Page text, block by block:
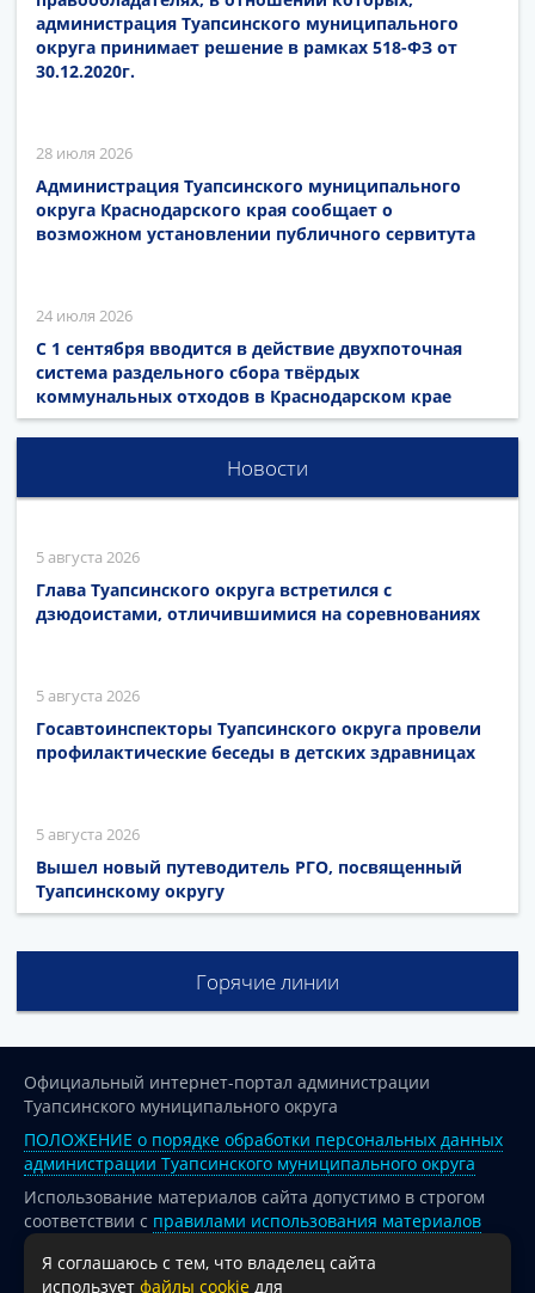
администрация Туапсинского муниципального
округа принимает решение в рамках 518-ФЗ от
30.12.2020г.
28 июля 2026
Администрация Туапсинского муниципального
округа Краснодарского края сообщает о
возможном установлении публичного сервитута
24 июля 2026
С 1 сентября вводится в действие двухпоточная
система раздельного сбора твёрдых
коммунальных отходов в Краснодарском крае
Новости
5 августа 2026
Глава Туапсинского округа встретился с
дзюдоистами, отличившимися на соревнованиях
5 августа 2026
Госавтоинспекторы Туапсинского округа провели
профилактические беседы в детских здравницах
5 августа 2026
Вышел новый путеводитель РГО, посвященный
Туапсинскому округу
Горячие линии
Официальный интернет-портал администрации
Туапсинского муниципального округа
ПОЛОЖЕНИЕ о порядке обработки персональных данных
администрации Туапсинского муниципального округа
Использование материалов сайта допустимо в строгом
соответствии с правилами использования материалов
опубликованных на сайте
При перепечатке и использовании информации ссылка
Я соглашаюсь с тем, что владелец сайта
использует файлы cookie для